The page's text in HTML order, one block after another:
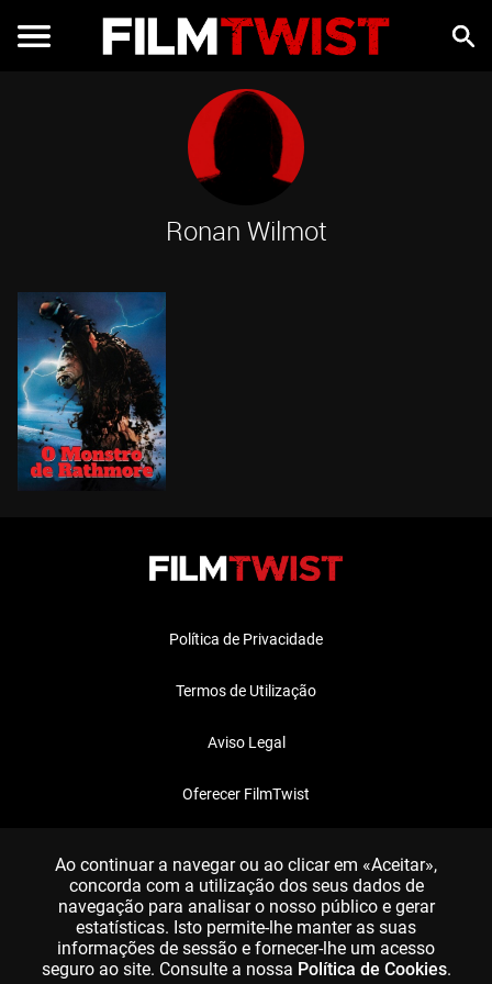
Ronan Wilmot
Política de Privacidade
Termos de Utilização
Aviso Legal
Oferecer FilmTwist
Ao continuar a navegar ou ao clicar em «Aceitar»,
concorda com a utilização dos seus dados de
navegação para analisar o nosso público e gerar
estatísticas. Isto permite-lhe manter as suas
informações de sessão e fornecer-lhe um acesso
seguro ao site. Consulte a nossa Política de Cookies.